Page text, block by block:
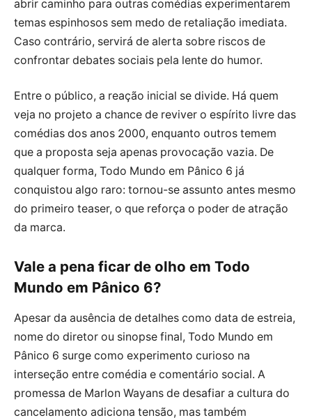
abrir caminho para outras comédias experimentarem
temas espinhosos sem medo de retaliação imediata.
Caso contrário, servirá de alerta sobre riscos de
confrontar debates sociais pela lente do humor.
Entre o público, a reação inicial se divide. Há quem
veja no projeto a chance de reviver o espírito livre das
comédias dos anos 2000, enquanto outros temem
que a proposta seja apenas provocação vazia. De
qualquer forma, Todo Mundo em Pânico 6 já
conquistou algo raro: tornou-se assunto antes mesmo
do primeiro teaser, o que reforça o poder de atração
da marca.
Vale a pena ficar de olho em Todo
Mundo em Pânico 6?
Apesar da ausência de detalhes como data de estreia,
nome do diretor ou sinopse final, Todo Mundo em
Pânico 6 surge como experimento curioso na
interseção entre comédia e comentário social. A
promessa de Marlon Wayans de desafiar a cultura do
cancelamento adiciona tensão, mas também